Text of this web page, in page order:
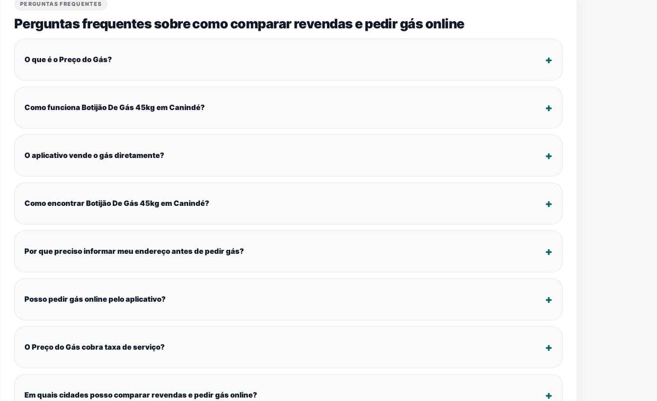
PERGUNTAS FREQUENTES
Perguntas frequentes sobre como comparar revendas e pedir gás online
O que é o Preço do Gás?
Como funciona Botijão De Gás 45kg em Canindé?
O aplicativo vende o gás diretamente?
Como encontrar Botijão De Gás 45kg em Canindé?
Por que preciso informar meu endereço antes de pedir gás?
Posso pedir gás online pelo aplicativo?
O Preço do Gás cobra taxa de serviço?
Em quais cidades posso comparar revendas e pedir gás online?